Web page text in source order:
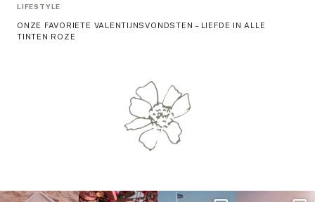
LIFESTYLE
ONZE FAVORIETE VALENTIJNSVONDSTEN – LIEFDE IN ALLE
TINTEN ROZE